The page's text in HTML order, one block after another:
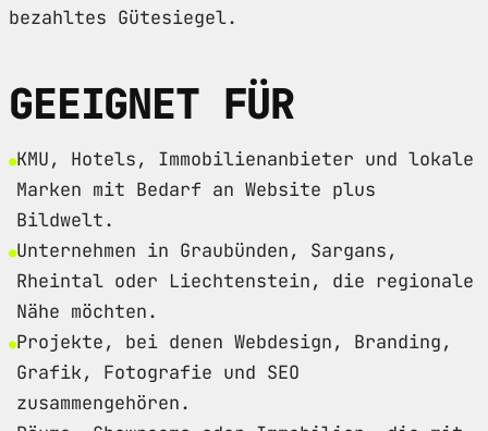
bezahltes Gütesiegel.
GEEIGNET FÜR
KMU, Hotels, Immobilienanbieter und lokale
Marken mit Bedarf an Website plus
Bildwelt.
Unternehmen in Graubünden, Sargans,
Rheintal oder Liechtenstein, die regionale
Nähe möchten.
Projekte, bei denen Webdesign, Branding,
Grafik, Fotografie und SEO
zusammengehören.